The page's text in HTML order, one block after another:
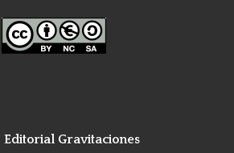
Editorial Gravitaciones